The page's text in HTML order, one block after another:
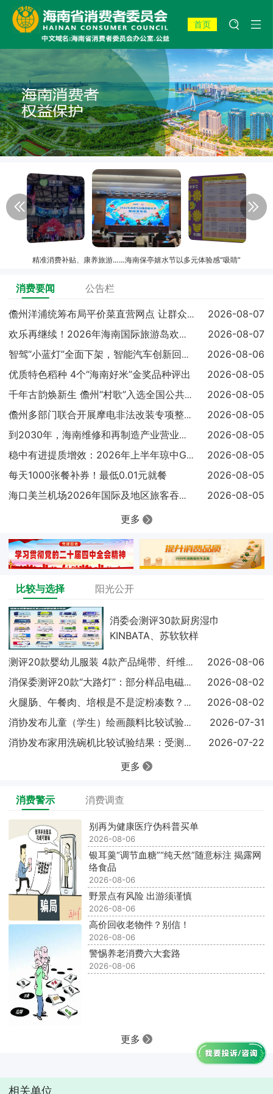
首页
精准消费补贴、康养旅游……海南保亭嬉水节以多元体验感“吸睛”
消费要闻 公告栏
儋州洋浦统筹布局平价菜直营网点 让群众吃上实惠放心菜 2026-08-07
欢乐再继续！2026年海南国际旅游岛欢乐节调声狂欢嘉年华亮点 2026-08-07
智驾“小蓝灯”全面下架，智能汽车创新回归安全本质
2026-08-06
优质特色稻种 4个“海南好米”金奖品种评出
2026-08-05
千年古韵焕新生 儋州“村歌”入选全国公共文化服务高质量发展典 2026-08-05
儋州多部门联合开展摩电非法改装专项整治 查扣涉案车辆25辆 2026-08-05
到2030年，海南维修和再制造产业营业收入达到300亿元 2026-08-05
稳中有进提质增效：2026年上半年琼中GDP同比增长4.1%
2026-08-05
每天1000张餐补券！最低0.01元就餐
2026-08-05
海口美兰机场2026年国际及地区旅客吞吐量已超过100万人次
2026-08-05
更多
比较与选择 阳光公开
消委会测评30款厨房湿巾
KINBATA、苏软软样
测评20款婴幼儿服装 4款产品绳带、纤维含量不达标 2026-08-06
消保委测评20款“大路灯”：部分样品电磁兼容未达标 2026-08-02
火腿肠、午餐肉、培根是不是淀粉凑数？实测结果出炉 2026-08-02
消协发布儿童（学生）绘画颜料比较试验结果显示：18 2026-07-31
消协发布家用洗碗机比较试验结果：受测样品基础性能表
2026-07-22
更多
消费警示 消费调查
别再为健康医疗伪科普买单
2026-08-06
银耳羹“调节血糖”“纯天然”随意标注 揭露网
络食品
2026-08-06
野景点有风险 出游须谨慎
2026-08-06
高价回收老物件？别信！
2026-08-06
警惕养老消费六大套路
2026-08-06
更多
相关单位